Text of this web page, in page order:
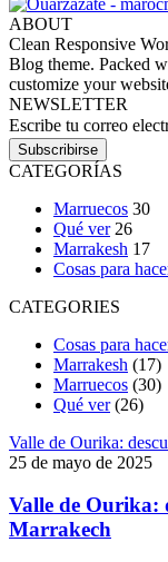
ABOUT
Clean Responsive
Blog theme. Packed
customize your
NEWSLETTER
Escribe tu correo
CATEGORÍAS
Marruecos 30
Qué ver 26
Marrakesh 17
Cosas para
CATEGORIES
Cosas para
Marrakesh (17)
Marruecos (30)
Qué ver(26)
Valle de Ourika:
25 de mayo de 2025
Valle de Ourika:
Marrakech